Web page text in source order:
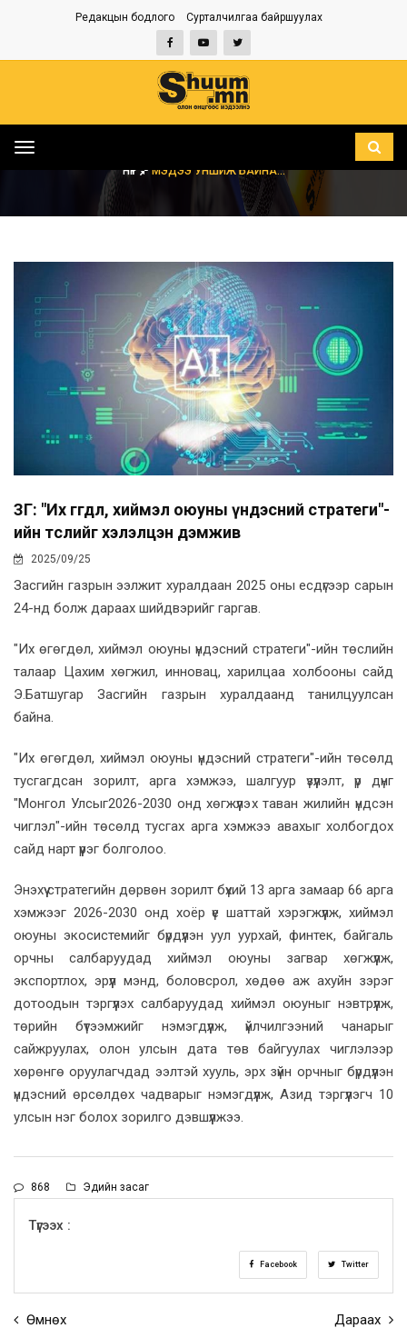
Редакцын бодлого Сурталчилгаа байршуулах
Toggle
НҮҮР МЭДЭЭ УНШИЖ БАЙНА...
ЗГ: "Их өгөгдөл, хиймэл оюуны үндэсний стратеги"-
ийн төслийг хэлэлцэн дэмжив
2025/09/25
Засгийн газрын ээлжит хуралдаан 2025 оны есдүгээр сарын
24-нд болж дараах шийдвэрийг гаргав.
"Их өгөгдөл, хиймэл оюуны үндэсний стратеги"-ийн төслийн
талаар Цахим хөгжил, инновац, харилцаа холбооны сайд
Э.Батшугар Засгийн газрын хуралдаанд танилцуулсан
байна.
"Их өгөгдөл, хиймэл оюуны үндэсний стратеги"-ийн төсөлд
тусгагдсан зорилт, арга хэмжээ, шалгуур үзүүлэлт, үр дүнг
"Монгол Улсыг2026-2030 онд хөгжүүлэх таван жилийн үндсэн
чиглэл"-ийн төсөлд тусгах арга хэмжээ авахыг холбогдох
сайд нарт үүрэг болголоо.
Энэхүү стратегийн дөрвөн зорилт бүхий 13 арга замаар 66 арга
хэмжээг 2026-2030 онд хоёр үе шаттай хэрэгжүүлж, хиймэл
оюуны экосистемийг бүрдүүлэн уул уурхай, финтек, байгаль
орчны салбаруудад хиймэл оюуны загвар хөгжүүлж,
экспортлох, эрүүл мэнд, боловсрол, хөдөө аж ахуйн зэрэг
дотоодын тэргүүлэх салбаруудад хиймэл оюуныг нэвтрүүлж,
төрийн бүтээмжийг нэмэгдүүлж, үйлчилгээний чанарыг
сайжруулах, олон улсын дата төв байгуулах чиглэлээр
хөрөнгө оруулагчдад ээлтэй хууль, эрх зүйн орчныг бүрдүүлэн
үндэсний өрсөлдөх чадварыг нэмэгдүүлж, Азид тэргүүлэгч 10
улсын нэг болох зорилго дэвшүүлжээ.
868 Эдийн засаг
Түгээх :
Facebook Twitter
Өмнөх Дараах